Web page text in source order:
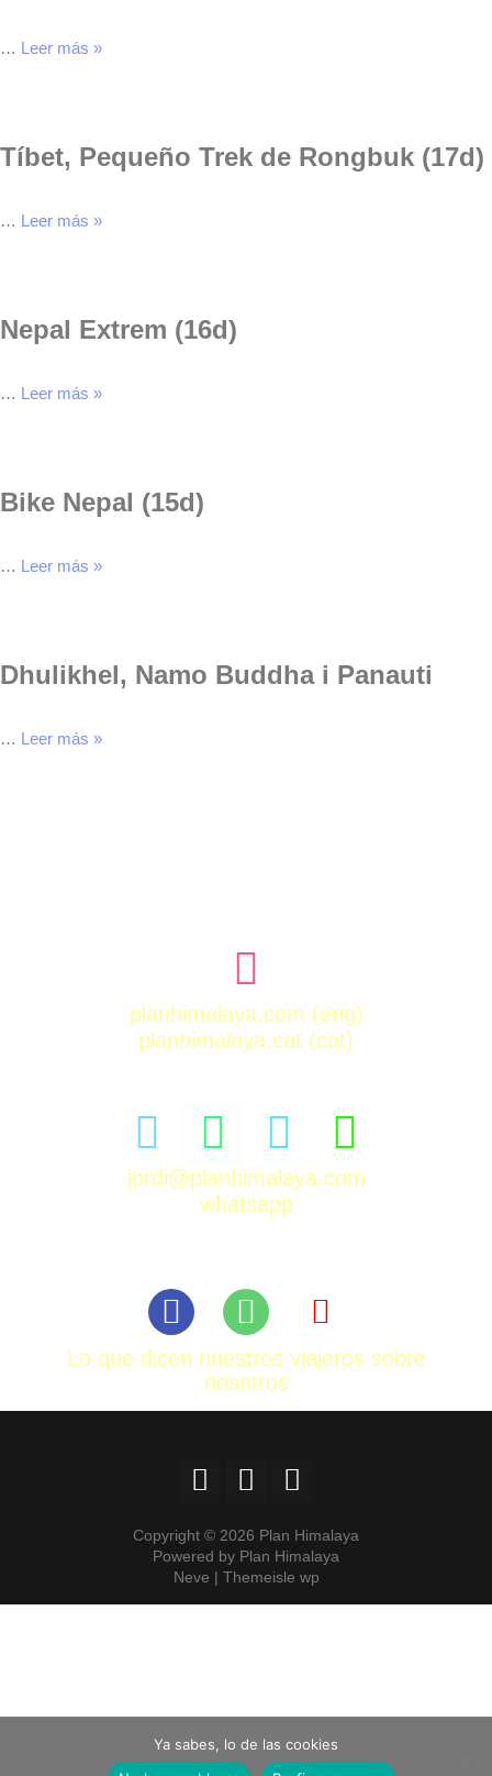
… Leer más »
Tíbet, Pequeño Trek de Rongbuk (17d)
… Leer más »
Nepal Extrem (16d)
… Leer más »
Bike Nepal (15d)
… Leer más »
Dhulikhel, Namo Buddha i Panauti
… Leer más »
planhimalaya.com (eng)
planhimalaya.cat (cat)
jordi@planhimalaya.com
whatsapp
Lo que dicen nuestros viajeros sobre
nosotros
Copyright © 2026 Plan Himalaya
Powered by Plan Himalaya
Neve | Themeisle wp
Ya sabes, lo de las cookies